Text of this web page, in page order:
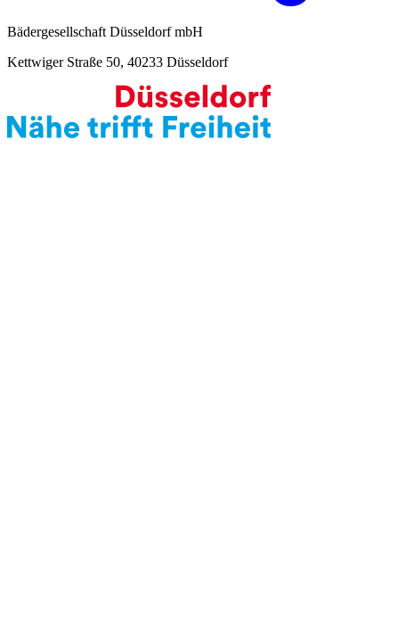
Bädergesellschaft Düsseldorf mbH
Kettwiger Straße 50, 40233 Düsseldorf